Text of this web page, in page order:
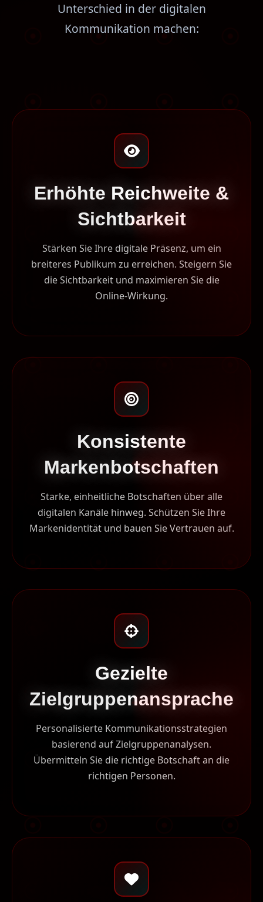
Unterschied in der digitalen
Kommunikation machen:
Erhöhte Reichweite &
Sichtbarkeit
Stärken Sie Ihre digitale Präsenz, um ein
breiteres Publikum zu erreichen. Steigern Sie
die Sichtbarkeit und maximieren Sie die
Online-Wirkung.
Konsistente
Markenbotschaften
Starke, einheitliche Botschaften über alle
digitalen Kanäle hinweg. Schützen Sie Ihre
Markenidentität und bauen Sie Vertrauen auf.
Gezielte
Zielgruppenansprache
Personalisierte Kommunikationsstrategien
basierend auf Zielgruppenanalysen.
Übermitteln Sie die richtige Botschaft an die
richtigen Personen.